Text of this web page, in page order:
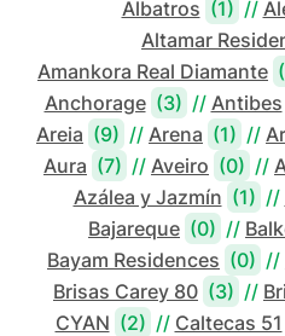
Albatros (1) //
Altamar
Amankora Real Diamante
Anchorage (3) // Antibes
Areia (9) // Arena (1) //
Aura (7) // Aveiro (0) //
Azálea y Jazmín (1) //
Bajareque (0) //
Bayam Residences (0) //
Brisas Carey 80 (3) //
CYAN (2) // Caltecas 51